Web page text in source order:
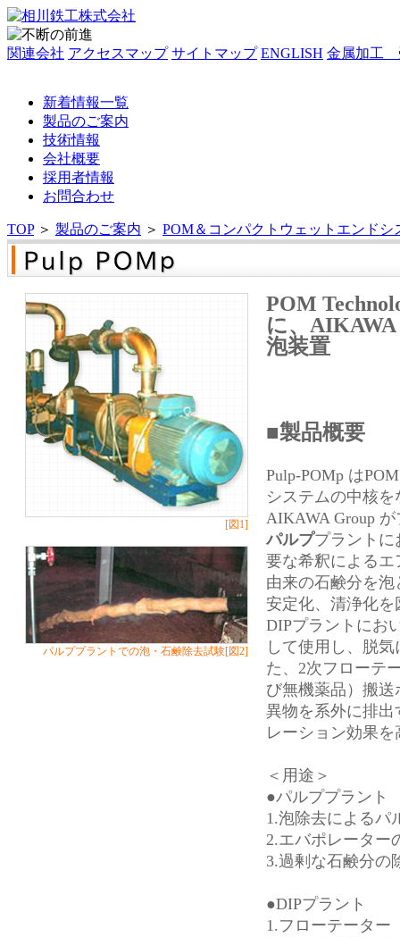
関連会社 アクセスマップ サイトマップ ENGLISH 金属加工
新着情報一覧
製品のご案内
技術情報
会社概要
採用者情報
お問合わせ
TOP＞ 製品のご案内 ＞ POM＆コンパクトウェットエンドシ
[図1]
パルププラントでの泡・石鹸除去試験[図2]
POM
に、
泡装置
■製品概要
Pulp-POMp は
システムの中核を
AIKAWA Group
パルププラントに
要な希釈による
由来の石鹸分を
安定化、清浄化を
DIPプラントにお
して使用し、脱
た、2次フローテ
び無機薬品）搬
異物を系外に排
レーション効果を
＜用途＞
●パルププラント
1.泡除去によるパ
2.エバポレーター
3.過剰な石鹸分の
●DIPプラント
1.フローテーター